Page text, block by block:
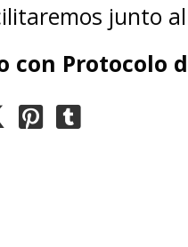
junto al
con Protocolo